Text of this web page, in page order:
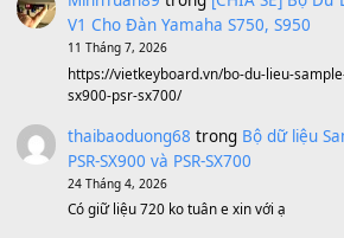
Avenged Sevenfold - Buried Alive (8.109)
Sản phẩm dành cho bạn
BEND 4 CHIỀU MTP-5F
1,600,000₫
Bánh xe Pa600 Pa900